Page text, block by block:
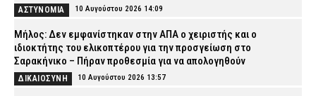
ΑΣΤΥΝΟΜΙΑ 10 Αυγούστου 2026 14:09
Μήλος: Δεν εμφανίστηκαν στην ΑΠΑ ο χειριστής και ο
ιδιοκτήτης του ελικοπτέρου για την προσγείωση στο
Σαρακήνικο – Πήραν προθεσμία για να απολογηθούν
ΔΙΚΑΙΟΣΥΝΗ 10 Αυγούστου 2026 13:57